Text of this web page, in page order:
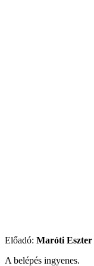
Előadó: Maróti Eszter
A belépés ingyenes.